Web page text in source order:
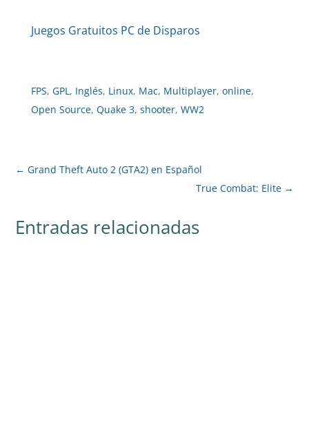
Juegos Gratuitos PC de Disparos
FPS, GPL, Inglés, Linux, Mac, Multiplayer, online,
Open Source, Quake 3, shooter, WW2
← Grand Theft Auto 2 (GTA2) en Español
True Combat: Elite→
Entradas relacionadas